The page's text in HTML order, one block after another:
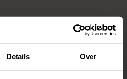
Details Over
een SKBG-school, zit je in
en begeleiding startende
drie jaar doorloop je als
traject om te groeien van